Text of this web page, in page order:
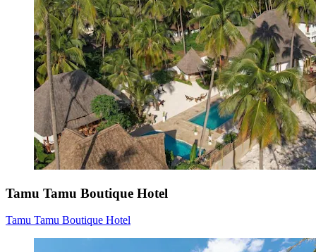
Tamu Tamu Boutique Hotel
Tamu Tamu Boutique Hotel